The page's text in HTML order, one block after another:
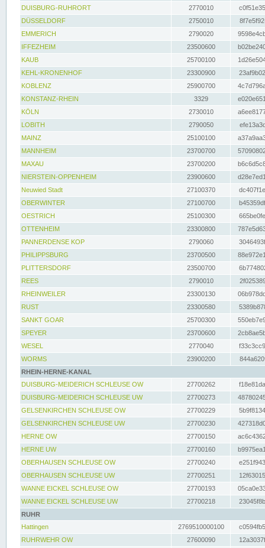
DUISBURG-RUHRORT
2770010
DÜSSELDORF
2750010
EMMERICH
2790020
IFFEZHEIM
23500600
KAUB
25700100
KEHL-KRONENHOF
23300900
KOBLENZ
25900700
KONSTANZ-RHEIN
3329
KÖLN
2730010
LOBITH
2790050
MAINZ
25100100
MANNHEIM
23700700
MAXAU
23700200
NIERSTEIN-OPPENHEIM
23900600
Neuwied Stadt
27100370
OBERWINTER
27100700
OESTRICH
25100300
OTTENHEIM
23300800
PANNERDENSE KOP
2790060
PHILIPPSBURG
23700500
PLITTERSDORF
23500700
REES
2790010
RHEINWEILER
23300130
RUST
23300580
SANKT GOAR
25700300
SPEYER
23700600
WESEL
2770040
WORMS
23900200
RHEIN-HERNE-KANAL
DUISBURG-MEIDERICH SCHLEUSE OW
27700262
DUISBURG-MEIDERICH SCHLEUSE UW
27700273
GELSENKIRCHEN SCHLEUSE OW
27700229
GELSENKIRCHEN SCHLEUSE UW
27700230
HERNE OW
27700150
HERNE UW
27700160
OBERHAUSEN SCHLEUSE OW
27700240
OBERHAUSEN SCHLEUSE UW
27700251
WANNE EICKEL SCHLEUSE OW
27700193
WANNE EICKEL SCHLEUSE UW
27700218
RUHR
Hattingen
2769510000100
RUHRWEHR OW
27600090